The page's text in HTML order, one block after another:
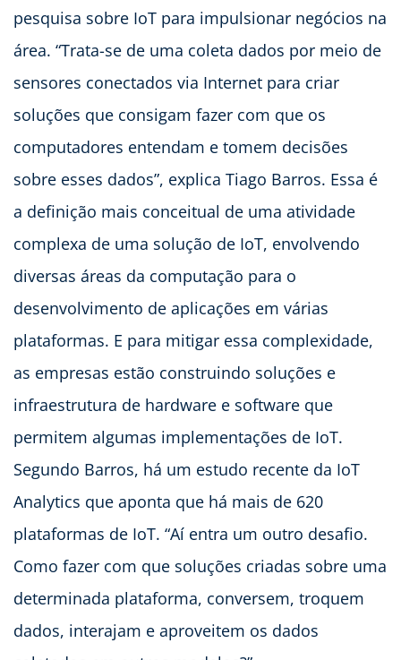
pesquisa sobre IoT para impulsionar negócios na
área. “Trata-se de uma coleta dados por meio de
sensores conectados via Internet para criar
soluções que consigam fazer com que os
computadores entendam e tomem decisões
sobre esses dados”, explica Tiago Barros. Essa é
a definição mais conceitual de uma atividade
complexa de uma solução de IoT, envolvendo
diversas áreas da computação para o
desenvolvimento de aplicações em várias
plataformas. E para mitigar essa complexidade,
as empresas estão construindo soluções e
infraestrutura de hardware e software que
permitem algumas implementações de IoT.
Segundo Barros, há um estudo recente da IoT
Analytics que aponta que há mais de 620
plataformas de IoT. “Aí entra um outro desafio.
Como fazer com que soluções criadas sobre uma
determinada plataforma, conversem, troquem
dados, interajam e aproveitem os dados